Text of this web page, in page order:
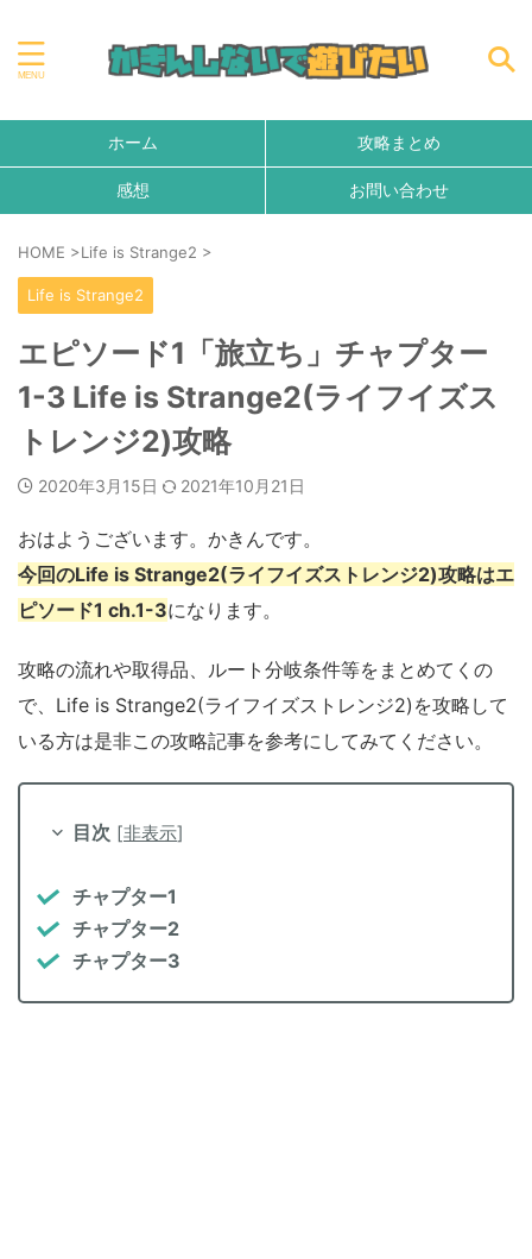
ホーム 攻略まとめ
感想 お問い合わせ
HOME >Life is Strange2 >
Life is Strange2
エピソード1「旅立ち」チャプター
1-3 Life is Strange2(ライフイズス
トレンジ2)攻略
2020年3月15日 2021年10月21日
おはようございます。かきんです。
今回のLife is Strange2(ライフイズストレンジ2)攻略はエ
ピソード1 ch.1-3になります。
攻略の流れや取得品、ルート分岐条件等をまとめてくの
で、Life is Strange2(ライフイズストレンジ2)を攻略して
いる方は是非この攻略記事を参考にしてみてください。
目次 [非表示]
チャプター1
チャプター2
チャプター3